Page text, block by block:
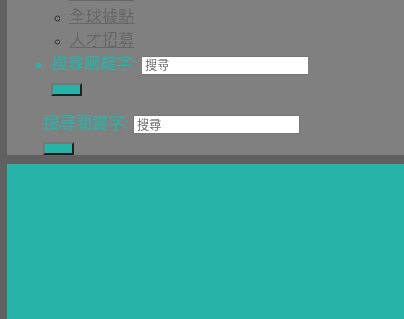
全球據點
人才招募
搜尋關鍵字:
搜尋關鍵字: